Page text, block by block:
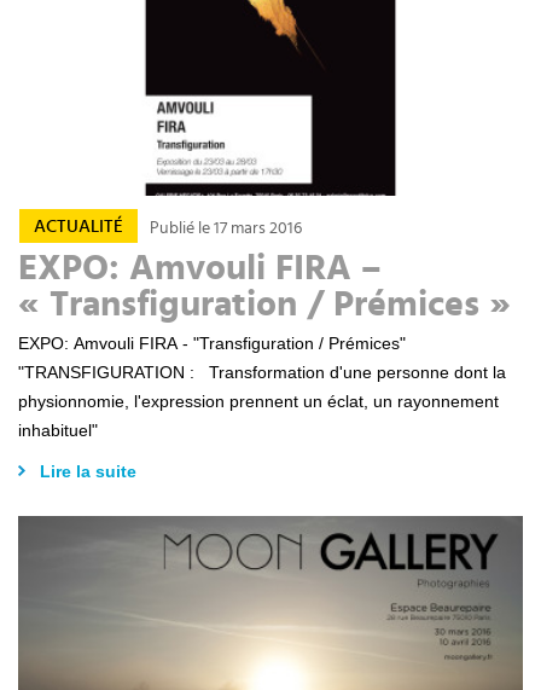
ACTUALITÉ Publié le 17 mars 2016
EXPO: Amvouli FIRA –
« Transfiguration / Prémices »
EXPO: Amvouli FIRA - "Transfiguration / Prémices"
"TRANSFIGURATION : Transformation d'une personne dont la
physionnomie, l'expression prennent un éclat, un rayonnement
inhabituel"
Lire la suite